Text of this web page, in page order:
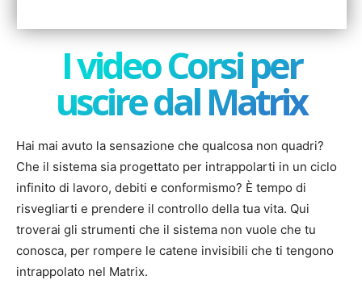
I video Corsi per
uscire dal Matrix
Hai mai avuto la sensazione che qualcosa non quadri?
Che il sistema sia progettato per intrappolarti in un ciclo
infinito di lavoro, debiti e conformismo? È tempo di
risvegliarti e prendere il controllo della tua vita. Qui
troverai gli strumenti che il sistema non vuole che tu
conosca, per rompere le catene invisibili che ti tengono
intrappolato nel Matrix.